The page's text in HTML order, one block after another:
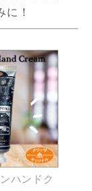
に！
ハンドク